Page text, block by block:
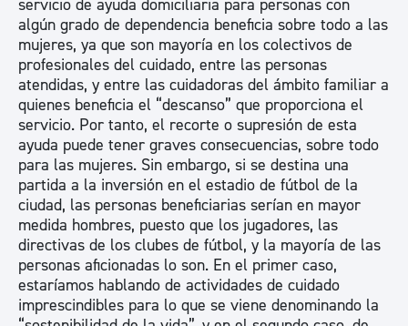
servicio de ayuda domiciliaria para personas con
algún grado de dependencia beneficia sobre todo a las
mujeres, ya que son mayoría en los colectivos de
profesionales del cuidado, entre las personas
atendidas, y entre las cuidadoras del ámbito familiar a
quienes beneficia el “descanso” que proporciona el
servicio. Por tanto, el recorte o supresión de esta
ayuda puede tener graves consecuencias, sobre todo
para las mujeres. Sin embargo, si se destina una
partida a la inversión en el estadio de fútbol de la
ciudad, las personas beneficiarias serían en mayor
medida hombres, puesto que los jugadores, las
directivas de los clubes de fútbol, y la mayoría de las
personas aficionadas lo son. En el primer caso,
estaríamos hablando de actividades de cuidado
imprescindibles para lo que se viene denominando la